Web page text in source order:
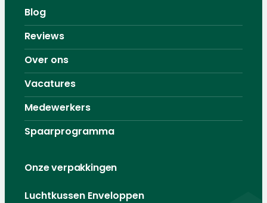
Blog
Reviews
Over ons
Vacatures
Medewerkers
Spaarprogramma
Onze verpakkingen
Luchtkussen Enveloppen